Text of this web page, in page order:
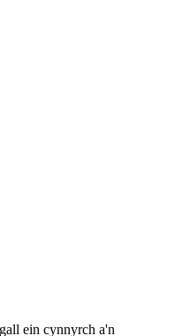
ein cynnyrch a'n